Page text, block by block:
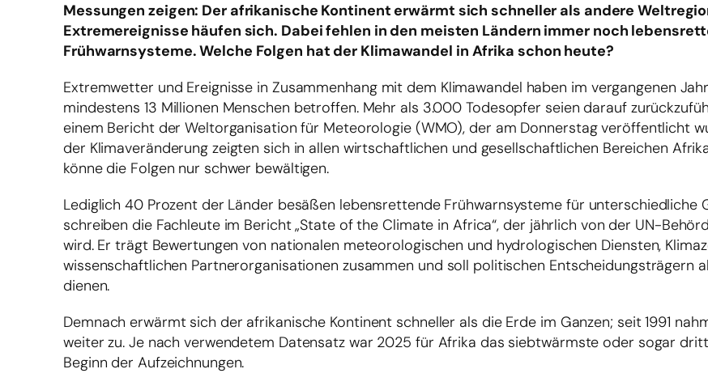
Messungen zeigen: Der afrikanische Kontinent erwärmt sich schneller als andere
Extremereignisse häufen sich. Dabei fehlen in den meisten Ländern immer noch
Frühwarnsysteme. Welche Folgen hat der Klimawandel in Afrika schon heute?
Extremwetter und Ereignisse in Zusammenhang mit dem Klimawandel haben im vergangenen
mindestens 13 Millionen Menschen betroffen. Mehr als 3.000 Todesopfer seien darauf
einem Bericht der Weltorganisation für Meteorologie (WMO), der am Donnerstag veröffentlicht
der Klimaveränderung zeigten sich in allen wirtschaftlichen und gesellschaftlichen Bereichen
könne die Folgen nur schwer bewältigen.
Lediglich 40 Prozent der Länder besäßen lebensrettende Frühwarnsysteme für unterschiedliche
schreiben die Fachleute im Bericht „State of the Climate in Africa“, der jährlich von der UN-
wird. Er trägt Bewertungen von nationalen meteorologischen und hydrologischen Diensten,
wissenschaftlichen Partnerorganisationen zusammen und soll politischen Entscheidungsträgern
dienen.
Demnach erwärmt sich der afrikanische Kontinent schneller als die Erde im Ganzen; seit 1991
weiter zu. Je nach verwendetem Datensatz war 2025 für Afrika das siebtwärmste oder sogar
Beginn der Aufzeichnungen.